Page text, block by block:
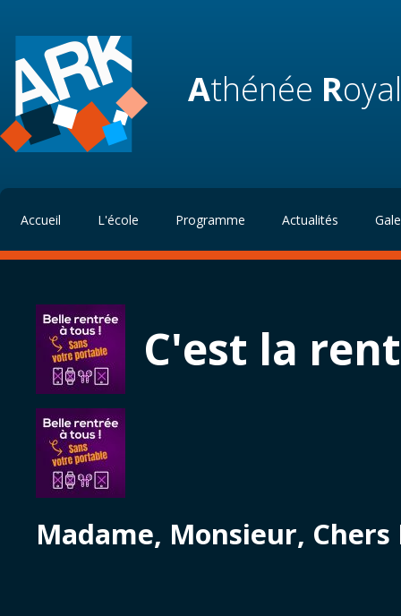
Athénée R
Accueil L'école Programme Actualités
C'est la
Madame, Monsieur, Chers